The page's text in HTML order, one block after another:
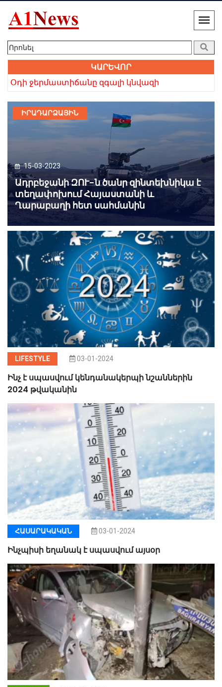
ԿԱՐԵՎՈՐ
Օդի ջերմաստիճանը զգալի կնվազի
ԻՐԱԴԱՐՁԱՅԻՆ
15-03-2023
Ադրբեջանի ԶՈՒ-ն ծանր զինտեխնիկա է
տեղափոխում Հայաստանի և
Ղարաբաղի հետ սահմանին
LIFESTYLE 03-01-2024
Ինչ է սպասվում կենդանակերպի նշաններին
2024 թվականին
ՀԱՍԱՐԱԿԱԿԱՆ 03-01-2024
Ինչպիսի եղանակ է սպասվում այսօր